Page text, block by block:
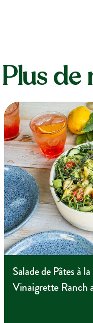
Plus de
Salade de Pâtes à
Vinaigrette Ranch